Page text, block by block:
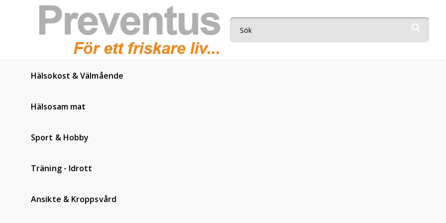
Hälsokost & Välmående
Hälsosam mat
Sport & Hobby
Träning - Idrott
Ansikte & Kroppsvård